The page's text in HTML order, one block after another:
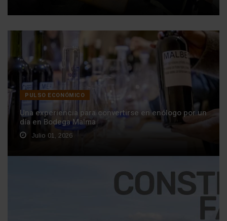
PULSO ECONÓMICO
Una experiencia para convertirse en enólogo por un
día en Bodega Malma
Julio 01, 2026